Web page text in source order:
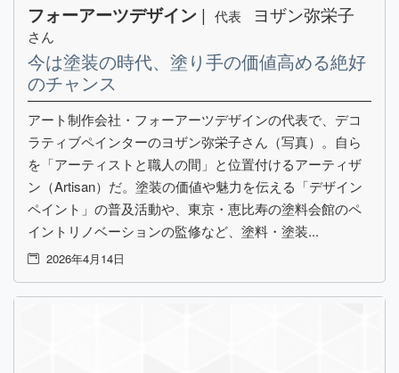
フォーアーツデザイン | 代表 ヨザン弥栄子
さん
今は塗装の時代、塗り手の価値高める絶好
のチャンス
アート制作会社・フォーアーツデザインの代表で、デコ
ラティブペインターのヨザン弥栄子さん（写真）。自ら
を「アーティストと職人の間」と位置付けるアーティザ
ン（Artisan）だ。塗装の価値や魅力を伝える「デザイン
ペイント」の普及活動や、東京・恵比寿の塗料会館のペ
イントリノベーションの監修など、塗料・塗装...
2026年4月14日